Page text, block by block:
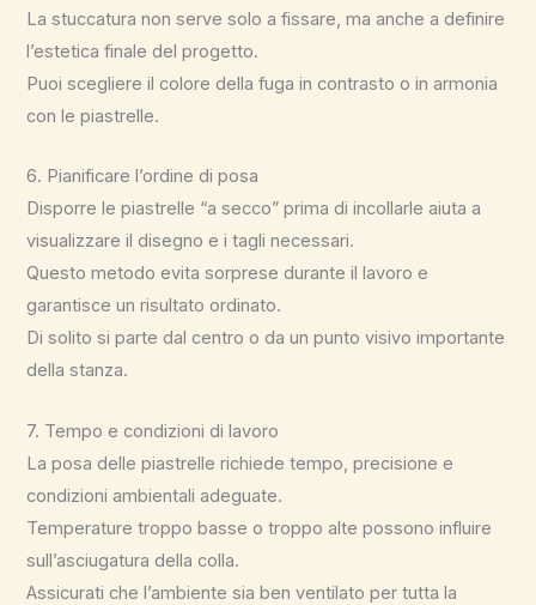
La stuccatura non serve solo a fissare, ma anche a definire
l’estetica finale del progetto.
Puoi scegliere il colore della fuga in contrasto o in armonia
con le piastrelle.
6. Pianificare l’ordine di posa
Disporre le piastrelle “a secco” prima di incollarle aiuta a
visualizzare il disegno e i tagli necessari.
Questo metodo evita sorprese durante il lavoro e
garantisce un risultato ordinato.
Di solito si parte dal centro o da un punto visivo importante
della stanza.
7. Tempo e condizioni di lavoro
La posa delle piastrelle richiede tempo, precisione e
condizioni ambientali adeguate.
Temperature troppo basse o troppo alte possono influire
sull’asciugatura della colla.
Assicurati che l’ambiente sia ben ventilato per tutta la